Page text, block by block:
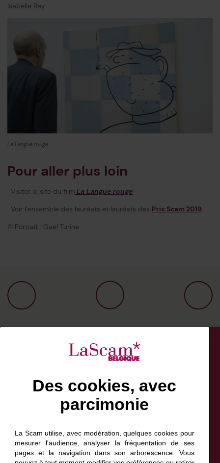
Isabelle Rey
La Langue rouge
Pour aller plus loin
. Visiter le site du film La Langue rouge
. Voir l’ensemble des lauréats et lauréats des Prix Scam 2019.
© Portrait : Gaël Turine
BlueskyLinkedin
Instagram
NewsLetter
Scam Canada
Des cookies, avec
parcimonie
La Scam utilise, avec modération, quelques cookies pour
mesurer l'audience, analyser la fréquentation de ses
pages et la navigation dans son arborescence. Vous